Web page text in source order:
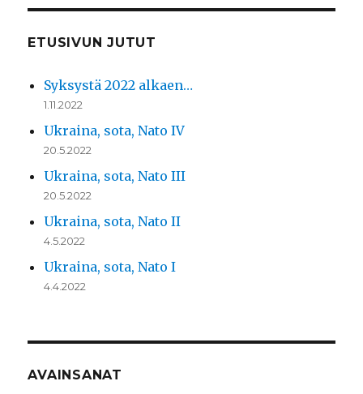
ETUSIVUN JUTUT
Syksystä 2022 alkaen…
1.11.2022
Ukraina, sota, Nato IV
20.5.2022
Ukraina, sota, Nato III
20.5.2022
Ukraina, sota, Nato II
4.5.2022
Ukraina, sota, Nato I
4.4.2022
AVAINSANAT